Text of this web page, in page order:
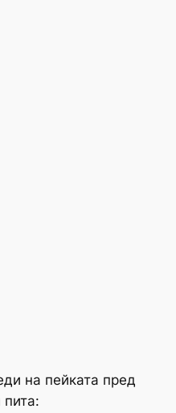
на пейката пред